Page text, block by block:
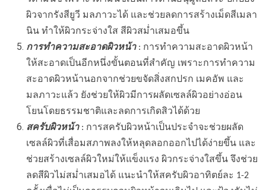
ผิวจากรังสียูวี มลภาวะได้ และช่วยลดการสร้างเม็ดสีเมลา
นิน ทำให้ผิวกระจ่างใส สีผิวสม่ำเสมอขึ้น
การทำความสะอาดผิวหน้า: การทำความสะอาดผิวหน้า
ให้สะอาดเป็นอีกหนึ่งขั้นตอนที่สำคัญ เพราะการทำความ
สะอาดผิวหน้านอกจากช่วยขจัดสิ่งสกปรก เมคอัพ และ
มลภาวะแล้ว ยังช่วยให้ผิวมีการผลัดเซลล์ผิวอย่างอ่อน
โยนโดยธรรมชาติและลดการเกิดสิวได้ด้วย
สครับผิวหน้า: การสครับผิวหน้าเป็นประจำจะช่วยผลัด
เซลล์ผิวที่เสื่อมสภาพลงให้หลุดลอกออกไปได้ง่ายขึ้น และ
ช่วยสร้างเซลล์ผิวใหม่ให้แข็งแรง ผิวกระจ่างใสขึ้น จึงช่วย
ลดสีผิวไม่สม่ำเสมอได้ แนะนำให้สครับผิวอาทิตย์ละ 1-2